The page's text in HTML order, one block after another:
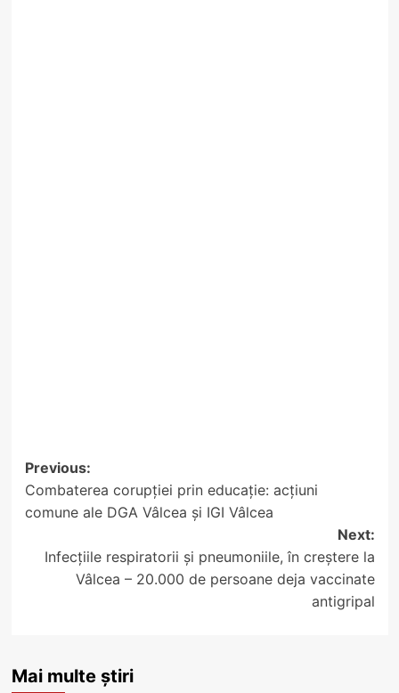
Post
navigation
Previous:
Combaterea corupției prin educație: acțiuni
comune ale DGA Vâlcea și IGI Vâlcea
Next:
Infecțiile respiratorii și pneumoniile, în creștere la
Vâlcea – 20.000 de persoane deja vaccinate
antigripal
Mai multe știri